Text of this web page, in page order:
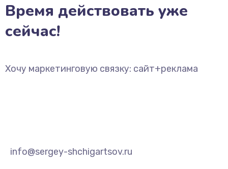
Время действовать уже
сейчас!
Хочу маркетинговую связку: сайт+реклама
info@sergey-shchigartsov.ru